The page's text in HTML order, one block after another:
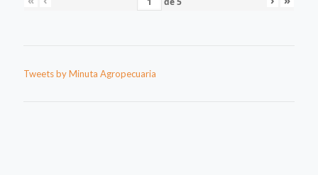
Tweets by Minuta Agropecuaria